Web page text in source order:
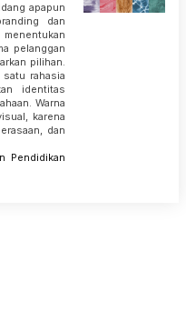
apapun
dan
pelanggan
pilihan.
rahasia
identitas
Warna
karena
dan
Pendidikan